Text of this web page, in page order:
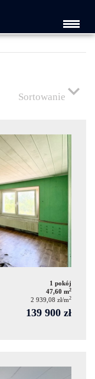
Sortowanie
1 pokój
47,60 m2
2 939,08 zł/m2
139 900 zł